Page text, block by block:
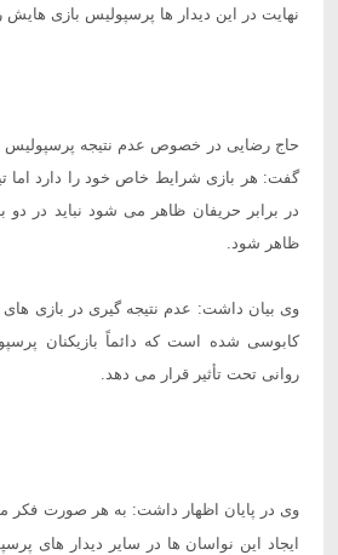
نهایت در این دیدار ها پرسپولیس بازی هایش
حاج رضایی در خصوص عدم نتیجه پرسپولیس
گفت: هر بازی شرایط خاص خود را دارد اما
در برابر حریفان ظاهر می شود نباید در دو
ظاهر شود.
وی بیان داشت: عدم نتیجه گیری در بازی های
کابوسی شده است که دائماً بازیکنان
روانی تحت تأثیر قرار می دهد.
وی در پایان اظهار داشت: به هر صورت فکر
ایجاد این نواسان ها در سایر دیدار های